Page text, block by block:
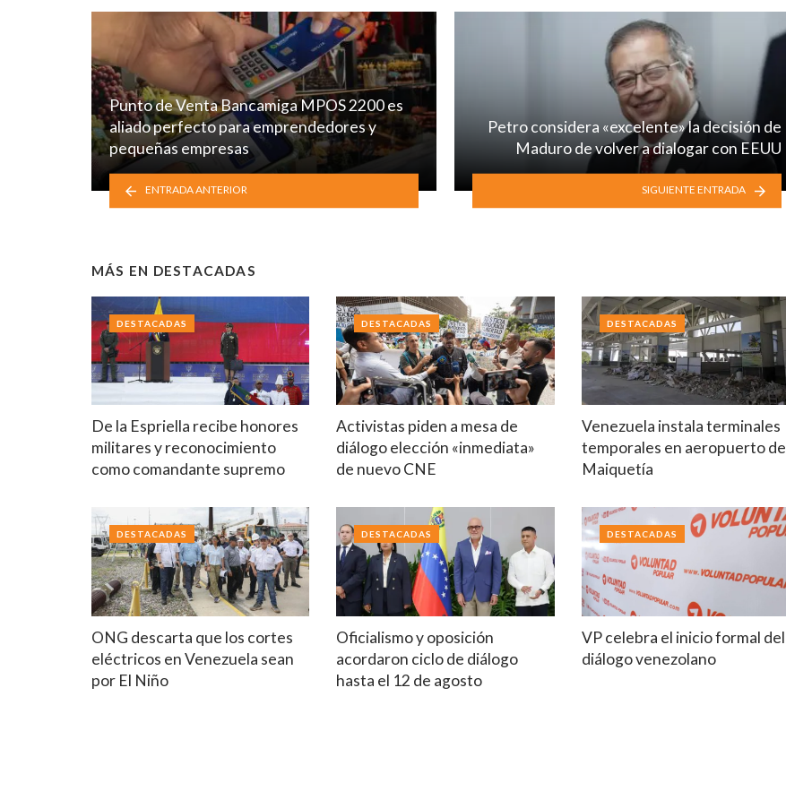
Punto de Venta Bancamiga MPOS 2200 es
aliado perfecto para emprendedores y
pequeñas empresas
ENTRADA ANTERIOR
Petro considera «excelente» la decisión de
Maduro de volver a dialogar con EEUU
SIGUIENTE ENTRADA
MÁS EN DESTACADAS
De la Espriella recibe honores
militares y reconocimiento
como comandante supremo
DESTACADAS
Activistas piden a mesa de
diálogo elección «inmediata»
de nuevo CNE
DESTACADAS
Venezuela instala terminales
temporales en aeropuerto de
Maiquetía
DESTACADAS
ONG descarta que los cortes
eléctricos en Venezuela sean
por El Niño
DESTACADAS
Oficialismo y oposición
acordaron ciclo de diálogo
hasta el 12 de agosto
DESTACADAS
VP celebra el inicio formal del
diálogo venezolano
DESTACADAS